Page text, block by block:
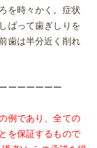
を時々かく。症状
ばって歯ぎしりを
歯は半分近く削れ
ーーーーーー
例であり、全ての
を保証するもので